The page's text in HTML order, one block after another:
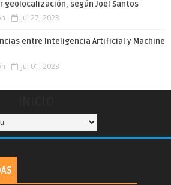
geolocalización, según Joel Santos
Jul 27, 2023
entre Inteligencia Artificial y Machine
Jul 01, 2023